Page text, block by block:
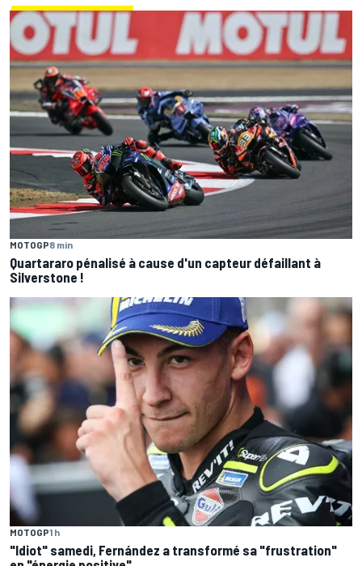
MOTOGP8 min
Quartararo pénalisé à cause d'un capteur défaillant à
Silverstone !
MOTOGP1 h
"Idiot" samedi, Fernández a transformé sa "frustration"